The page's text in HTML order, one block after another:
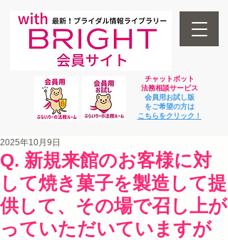
チャットボット
法務相談サービス
会員用お試し版
をご希望の方は
​こちらをクリック！
Q. 新規来館のお客様に対
して焼き菓子を製造して提
供して、その場で召し上が
っていただいていますが
2025年10月9日